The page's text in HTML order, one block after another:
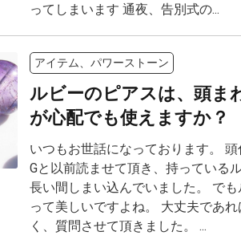
ってしまいます 通夜、告別式の...
アイテム、パワーストーン
ルビーのピアスは、頭ま
が心配でも使えますか？
いつもお世話になっております。
Gと以前読ませて頂き、持っている
長い間しまい込んでいました。 で
って美しいですよね。 大丈夫であ
く、質問させて頂きました。 ...